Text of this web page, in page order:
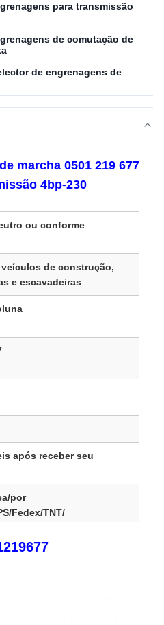
para transmissão
de comutação de
de engrenagens de
marcha 0501 219 677
4bp-230
ou conforme
veículos de construção,
e escavadeiras
após receber seu
por
Fedex/TNT/
JPY